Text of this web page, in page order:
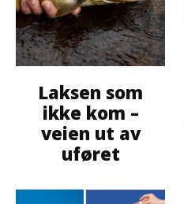
Laksen som
ikke kom –
veien ut av
uføret